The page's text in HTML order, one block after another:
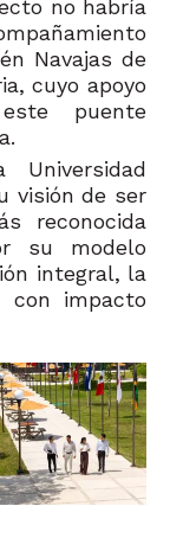
no habría
Navajas de
cuyo apoyo
puente
visión de ser
reconocida
su modelo
integral, la
con impacto